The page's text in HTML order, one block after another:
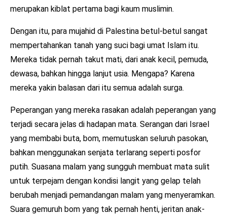
merupakan kiblat pertama bagi kaum muslimin.
Dengan itu, para mujahid di Palestina betul-betul sangat
mempertahankan tanah yang suci bagi umat Islam itu.
Mereka tidak pernah takut mati, dari anak kecil, pemuda,
dewasa, bahkan hingga lanjut usia. Mengapa? Karena
mereka yakin balasan dari itu semua adalah surga.
Peperangan yang mereka rasakan adalah peperangan yang
terjadi secara jelas di hadapan mata. Serangan dari Israel
yang membabi buta, bom, memutuskan seluruh pasokan,
bahkan menggunakan senjata terlarang seperti posfor
putih. Suasana malam yang sungguh membuat mata sulit
untuk terpejam dengan kondisi langit yang gelap telah
berubah menjadi pemandangan malam yang menyeramkan.
Suara gemuruh bom yang tak pernah henti, jeritan anak-